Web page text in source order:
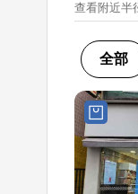
查看附近半
全部